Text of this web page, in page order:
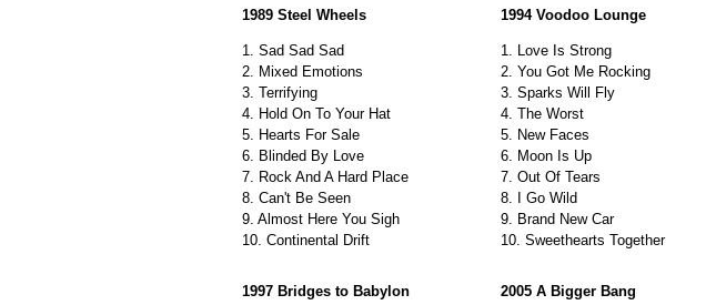
1989 Steel Wheels
1. Sad Sad Sad
2. Mixed Emotions
3. Terrifying
4. Hold On To Your Hat
5. Hearts For Sale
6. Blinded By Love
7. Rock And A Hard Place
8. Can't Be Seen
9. Almost Here You Sigh
10. Continental Drift
1994 Voodoo Lounge
1. Love Is Strong
2. You Got Me Rocking
3. Sparks Will Fly
4. The Worst
5. New Faces
6. Moon Is Up
7. Out Of Tears
8. I Go Wild
9. Brand New Car
10. Sweethearts Together
1997 Bridges to Babylon 2005 A Bigger Bang